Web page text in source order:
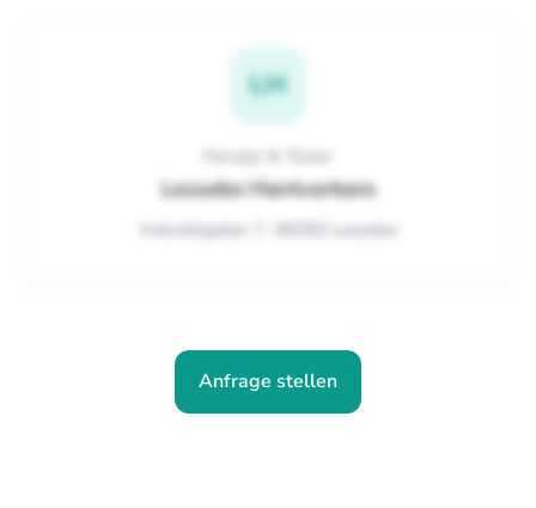
LH
Fenster & Türen
Lessebo Hantverkare
Industrigatan 7, 36050 Lessebo
Anfrage stellen